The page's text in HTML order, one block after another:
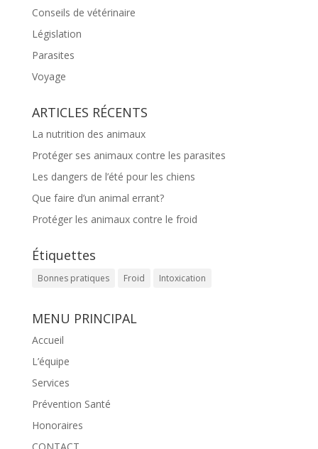
Conseils de vétérinaire
Législation
Parasites
Voyage
ARTICLES RÉCENTS
La nutrition des animaux
Protéger ses animaux contre les parasites
Les dangers de l’été pour les chiens
Que faire d’un animal errant?
Protéger les animaux contre le froid
Étiquettes
Bonnes pratiques Froid Intoxication
MENU PRINCIPAL
Accueil
L’équipe
Services
Prévention Santé
Honoraires